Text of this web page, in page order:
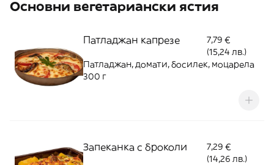
Основни вегетариански ястия
Патладжан капрезе
7,79 €
(15,24 лв.)
Патладжан, домати, босилек, моцарела
300 г
Запеканка с броколи
7,29 €
(14,26 лв.)